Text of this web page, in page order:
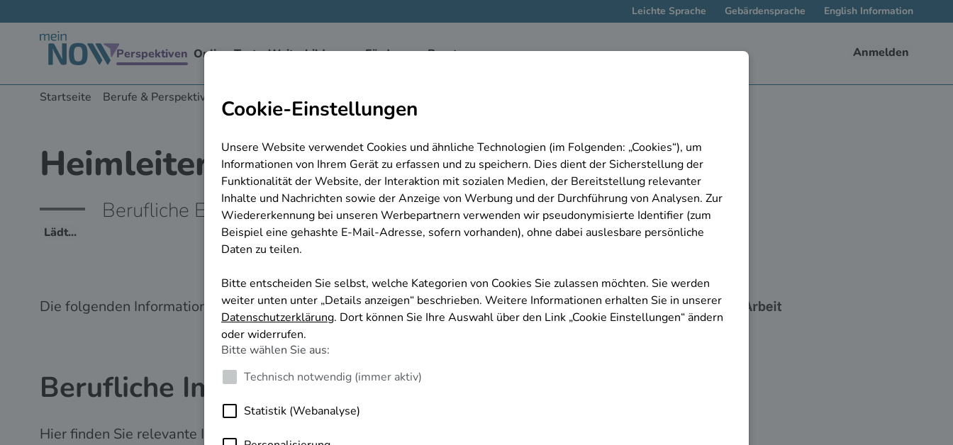
Startseite Berufe & Perspektiven Heimleiter/in
Heimleiter/in
Berufliche Einsatzmöglichkeit
Die folgenden Informationen werden von der Bundesagentur für Arbeit bereitgestellt.
Berufliche Impulse erhalten!
Hier finden Sie relevante Informationen, die Ihnen helfen, in Ihrer aktuellen beruflichen